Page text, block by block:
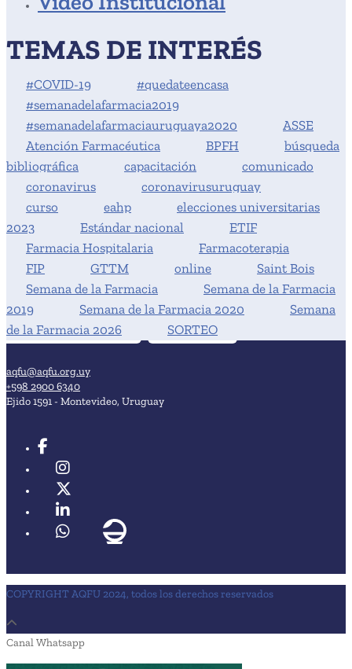
TEMAS DE INTERÉS
#COVID-19
#quedateencasa
#semanadelafarmacia2019
#semanadelafarmaciauruguaya2020
ASSE
Atención Farmacéutica
BPFH
búsqueda
bibliográfica
capacitación
comunicado
coronavirus
coronavirusuruguay
curso
eahp
elecciones universitarias
2023
Estándar nacional
ETIF
Farmacia Hospitalaria
Farmacoterapia
FIP
GTTM online
Saint Bois
Semana de la Farmacia
Semana de la Farmacia
2019
Semana de la Farmacia 2020
Semana
de la Farmacia 2026
SORTEO
aqfu@aqfu.org.uy
+598 2900 6340
Ejido 1591 - Montevideo, Uruguay
COPYRIGHT AQFU 2024, todos los derechos reservados
Canal Whatsapp